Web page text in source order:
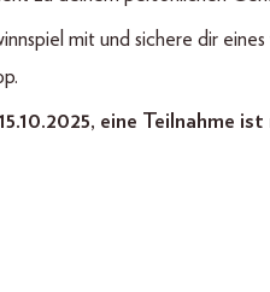
mit und sichere dir
eine Teilnahme